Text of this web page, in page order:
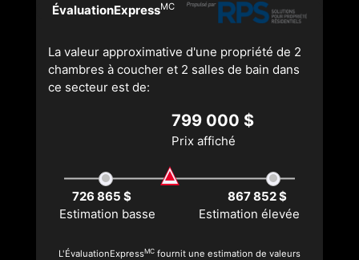
ÉvaluationExpressMC
La valeur approximative d'une propriété de 2
chambres à coucher et 2 salles de bain dans
ce secteur est de:
799 000 $
Prix affiché
726 865 $
867 852 $
Estimation basse
Estimation élevée
L'ÉvaluationExpressMC fournit une estimation de valeurs